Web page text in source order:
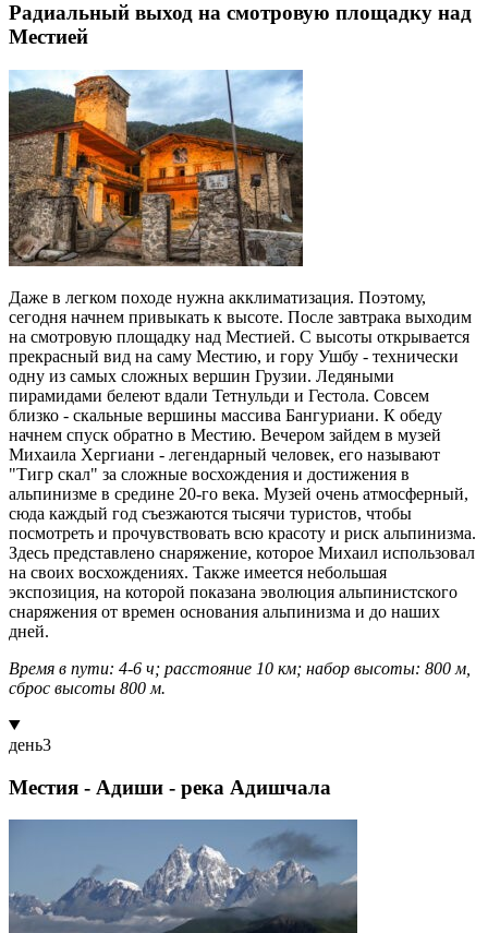
Радиальный выход на смотровую площадку над
Местией
Даже в легком походе нужна акклиматизация. Поэтому,
сегодня начнем привыкать к высоте. После завтрака выходим
на смотровую площадку над Местией. С высоты открывается
прекрасный вид на саму Местию, и гору Ушбу - технически
одну из самых сложных вершин Грузии. Ледяными
пирамидами белеют вдали Тетнульди и Гестола. Совсем
близко - скальные вершины массива Бангуриани. К обеду
начнем спуск обратно в Местию. Вечером зайдем в музей
Михаила Хергиани - легендарный человек, его называют
"Тигр скал" за сложные восхождения и достижения в
альпинизме в средине 20-го века. Музей очень атмосферный,
сюда каждый год съезжаются тысячи туристов, чтобы
посмотреть и прочувствовать всю красоту и риск альпинизма.
Здесь представлено снаряжение, которое Михаил использовал
на своих восхождениях. Также имеется небольшая
экспозиция, на которой показана эволюция альпинистского
снаряжения от времен основания альпинизма и до наших
дней.
Время в пути: 4-6 ч; расстояние 10 км; набор высоты: 800 м,
сброс высоты 800 м.
день3
Местия - Адиши - река Адишчала